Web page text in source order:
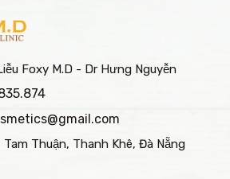
Foxy M.D - Dr Hưng Nguyễn
Tam Thuận, Thanh Khê, Đà Nẵng